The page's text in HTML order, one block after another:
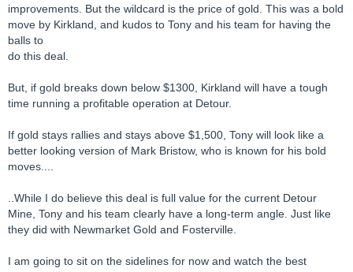
improvements. But the wildcard is the price of gold. This was a bold
move by Kirkland, and kudos to Tony and his team for having the
balls to
do this deal.
But, if gold breaks down below $1300, Kirkland will have a tough
time running a profitable operation at Detour.
If gold stays rallies and stays above $1,500, Tony will look like a
better looking version of Mark Bristow, who is known for his bold
moves....
..While I do believe this deal is full value for the current Detour
Mine, Tony and his team clearly have a long-term angle. Just like
they did with Newmarket Gold and Fosterville.
I am going to sit on the sidelines for now and watch the best